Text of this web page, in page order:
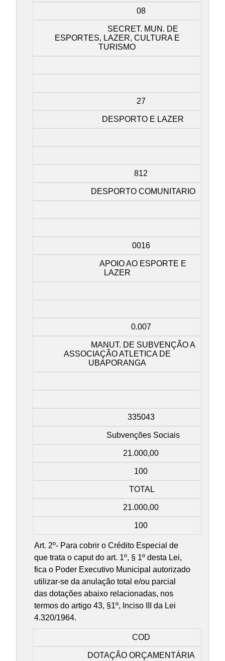
08
SECRET. MUN. DE
ESPORTES, LAZER, CULTURA E
TURISMO
27
DESPORTO E LAZER
812
DESPORTO COMUNITARIO
0016
APOIO AO ESPORTE E
LAZER
0.007
MANUT. DE SUBVENÇÃO A
ASSOCIAÇÃO ATLETICA DE
UBAPORANGA
335043
Subvenções Sociais
21.000,00
100
TOTAL
21.000,00
100
Art. 2º- Para cobrir o Crédito Especial de
que trata o caput do art. 1º, § 1º desta Lei,
fica o Poder Executivo Municipal autorizado
utilizar-se da anulação total e/ou parcial
das dotações abaixo relacionadas, nos
termos do artigo 43, §1º, Inciso III da Lei
4.320/1964.
COD
DOTAÇÃO ORÇAMENTÁRIA